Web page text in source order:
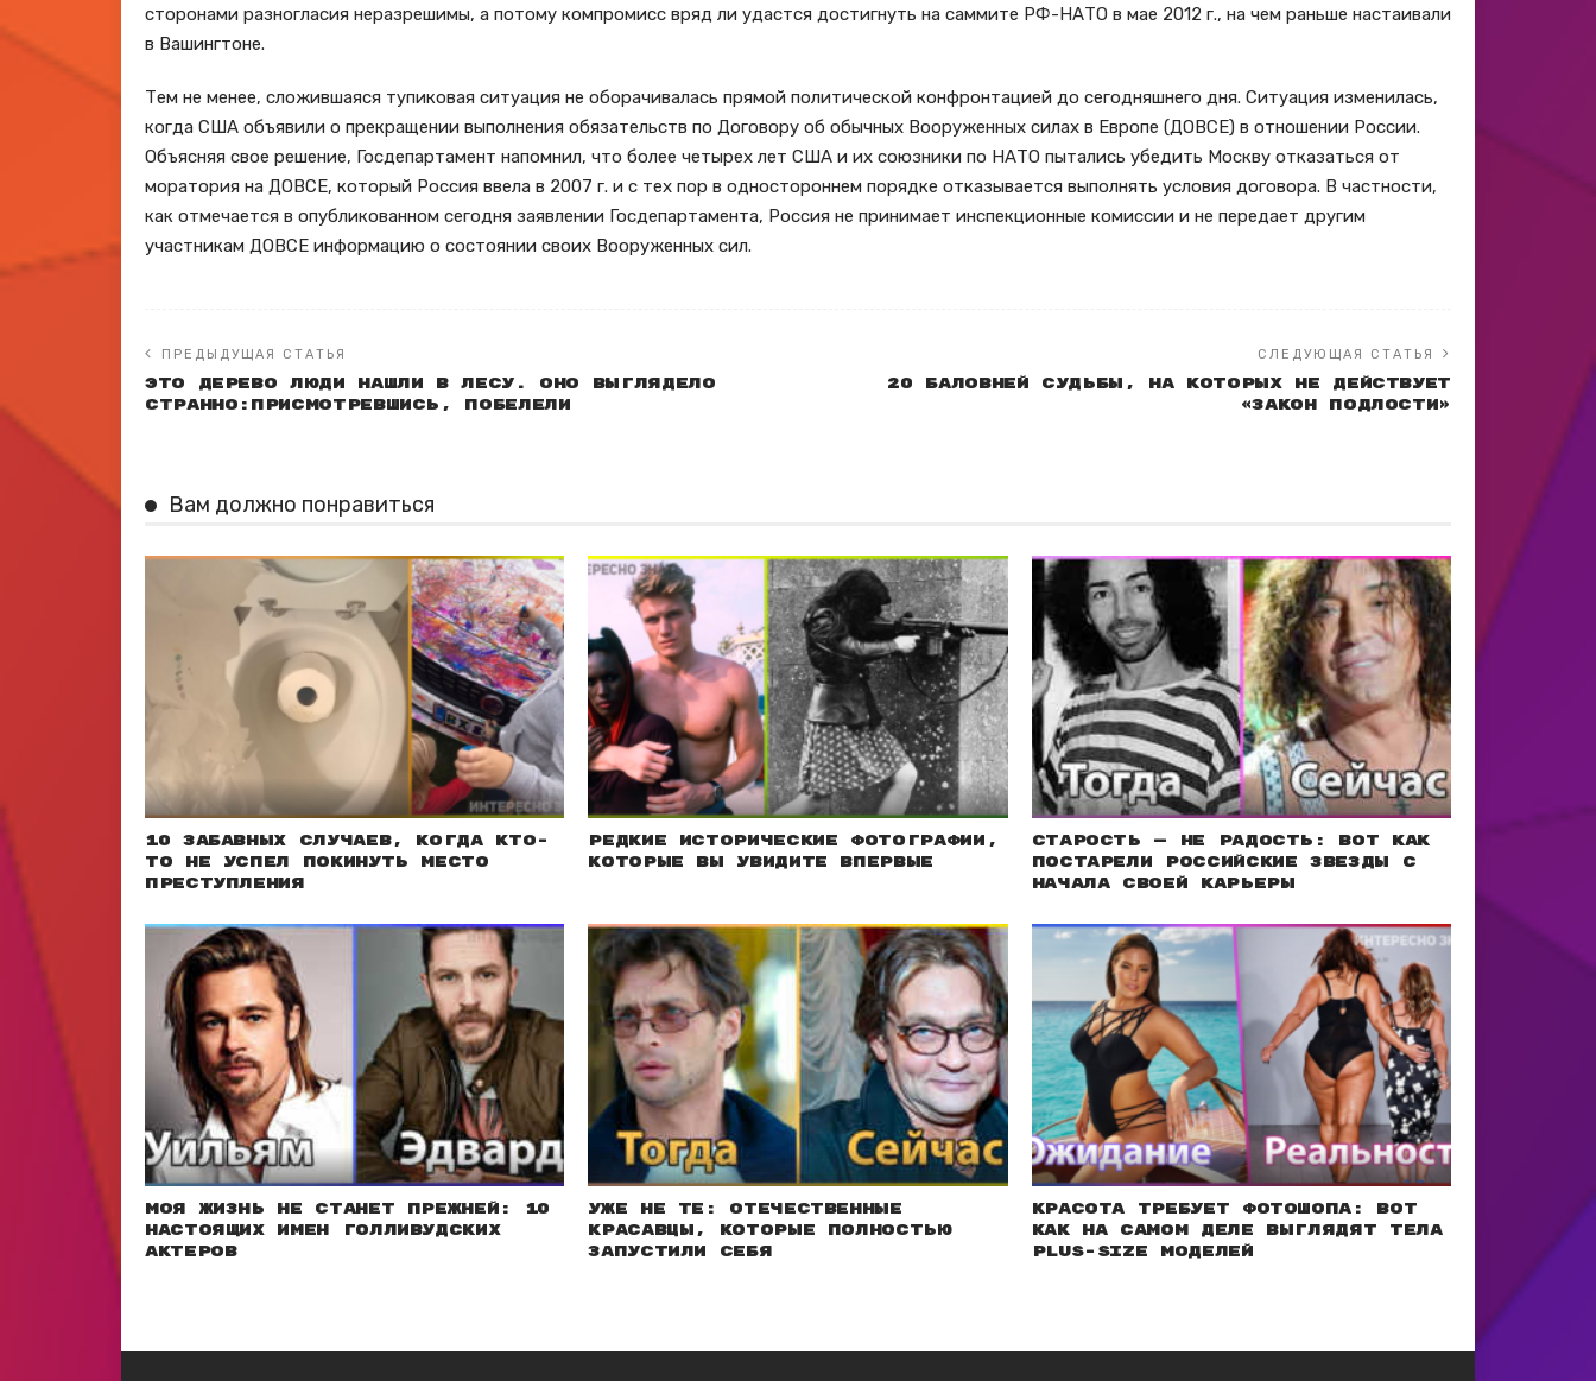
сторонами разногласия неразрешимы, а потому компромисс вряд ли удастся достигнуть на саммите РФ-НАТО в мае 2012 г., на чем раньше настаивали
в Вашингтоне.
Тем не менее, сложившаяся тупиковая ситуация не оборачивалась прямой политической конфронтацией до сегодняшнего дня. Ситуация изменилась,
когда США объявили о прекращении выполнения обязательств по Договору об обычных Вооруженных силах в Европе (ДОВСЕ) в отношении России.
Объясняя свое решение, Госдепартамент напомнил, что более четырех лет США и их союзники по НАТО пытались убедить Москву отказаться от
моратория на ДОВСЕ, который Россия ввела в 2007 г. и с тех пор в одностороннем порядке отказывается выполнять условия договора. В частности,
как отмечается в опубликованном сегодня заявлении Госдепартамента, Россия не принимает инспекционные комиссии и не передает другим
участникам ДОВСЕ информацию о состоянии своих Вооруженных сил.
ПРЕДЫДУЩАЯ СТАТЬЯ
Это дерево люди нашли в лесу. Оно выглядело
странно:присмотревшись, побелели
СЛЕДУЮЩАЯ СТАТЬЯ
20 баловней судьбы, на которых не действует
«закон подлости»
Вам должно понравиться
10 забавных случаев, когда кто-
то не успел покинуть место
преступления
Редкие исторические фотографии,
которые вы увидите впервые
Старость — не радость: Вот как
постарели российские звезды с
начала своей карьеры
Моя жизнь не станет прежней: 10
настоящих имен голливудских
актеров
Уже не те: Отечественные
красавцы, которые полностью
запустили себя
Красота требует фотошопа: Вот
как на самом деле выглядят тела
plus-size моделей